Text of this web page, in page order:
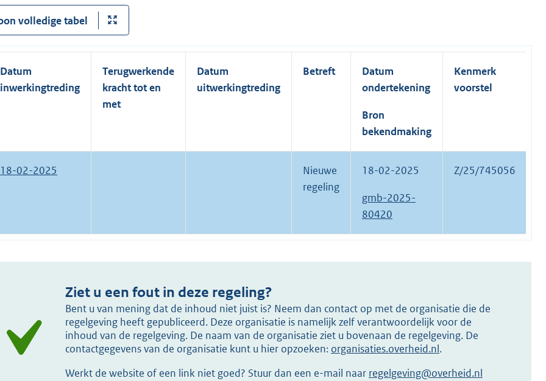
volledige tabel
Datum
inwerkingtreding
Terugwerkende
kracht tot en
met
Datum
uitwerkingtreding
Betreft
Datum
ondertekening
Bron
bekendmaking
Kenmerk
voorstel
18-02-2025
Nieuwe
regeling
18-02-2025
gmb-2025-
80420
Z/25/745056
Ziet u een fout in deze regeling?
Bent u van mening dat de inhoud niet juist is? Neem dan contact op met de organisatie die de
regelgeving heeft gepubliceerd. Deze organisatie is namelijk zelf verantwoordelijk voor de
inhoud van de regelgeving. De naam van de organisatie ziet u bovenaan de regelgeving. De
contactgegevens van de organisatie kunt u hier opzoeken: organisaties.overheid.nl.
Werkt de website of een link niet goed? Stuur dan een e-mail naar regelgeving@overheid.nl